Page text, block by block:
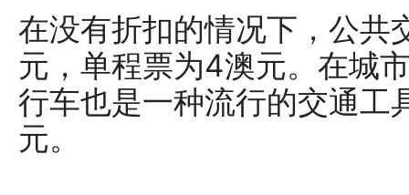
在没有折扣的情况下，公
元，单程票为4澳元。在城
行车也是一种流行的交通工
元。